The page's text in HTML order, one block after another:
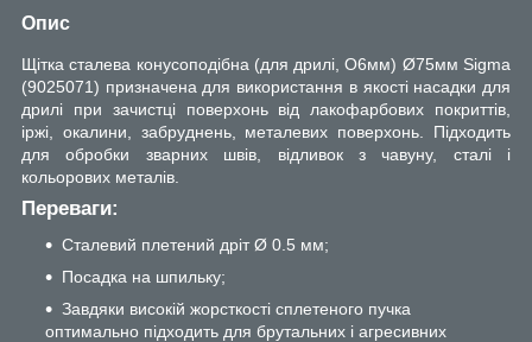
Опис
Щітка сталева конусоподібна (для дрилі, О6мм) Ø75мм Sigma
(9025071) призначена для використання в якості насадки для
дрилі при зачистці поверхонь від лакофарбових покриттів,
іржі, окалини, забруднень, металевих поверхонь. Підходить
для обробки зварних швів, відливок з чавуну, сталі і
кольорових металів.
Переваги:
Сталевий плетений дріт Ø 0.5 мм;
Посадка на шпильку;
Завдяки високій жорсткості сплетеного пучка
оптимально підходить для брутальних і агресивних